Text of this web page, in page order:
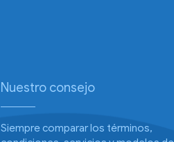
Nuestro consejo
Siempre comparar los términos,